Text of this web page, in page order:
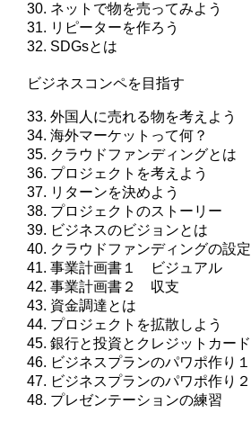
30. ネットで物を売ってみよう
31. リピーターを作ろう
32. SDGsとは
ビジネスコンペを目指す
33. 外国人に売れる物を考えよう
34. 海外マーケットって何？
35. クラウドファンディングとは
36. プロジェクトを考えよう
37. リターンを決めよう
38. プロジェクトのストーリー
39. ビジネスのビジョンとは
40. クラウドファンディングの設定
41. 事業計画書１ ビジュアル
42. 事業計画書２ 収支
43. 資金調達とは
44. プロジェクトを拡散しよう
45. 銀行と投資とクレジットカード
46. ビジネスプランのパワポ作り１
47. ビジネスプランのパワポ作り２
48. プレゼンテーションの練習